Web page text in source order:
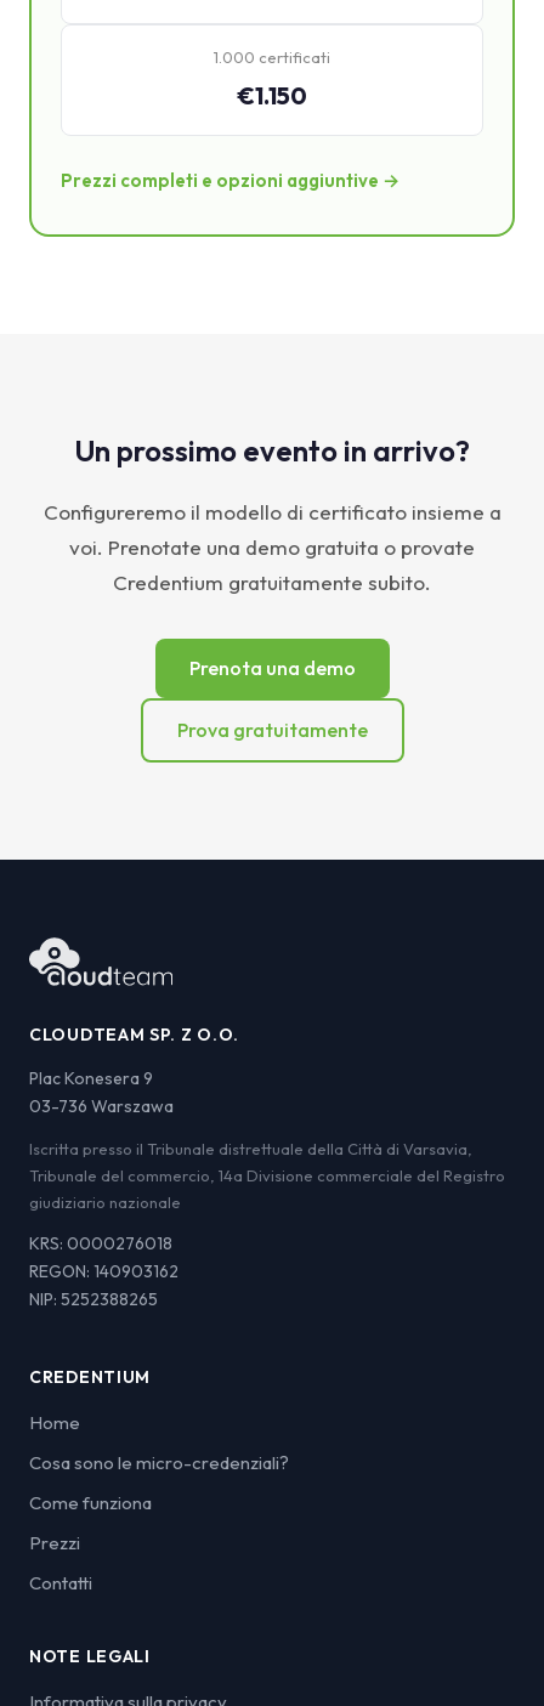
1.000 certificati
€1.150
Prezzi completi e opzioni aggiuntive →
Un prossimo evento in arrivo?
Configureremo il modello di certificato insieme a
voi. Prenotate una demo gratuita o provate
Credentium gratuitamente subito.
Prenota una demo
Prova gratuitamente
CLOUDTEAM SP. Z O.O.
Plac Konesera 9
03-736 Warszawa
Iscritta presso il Tribunale distrettuale della Città di Varsavia,
Tribunale del commercio, 14a Divisione commerciale del Registro
giudiziario nazionale
KRS: 0000276018
REGON: 140903162
NIP: 5252388265
CREDENTIUM
Home
Cosa sono le micro-credenziali?
Come funziona
Prezzi
Contatti
NOTE LEGALI